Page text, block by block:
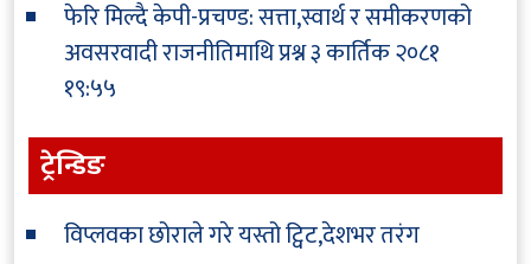
फेरि मिल्दै केपी-प्रचण्ड: सत्ता,स्वार्थ र समीकरणको
अवसरवादी राजनीतिमाथि प्रश्न३ कार्तिक २०८१
१९:५५
ट्रेन्डिङ
विप्लवका छोराले गरे यस्तो ट्विट,देशभर तरंग